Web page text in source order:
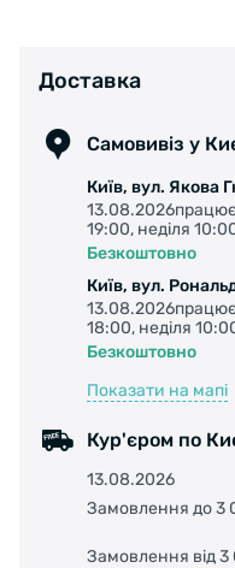
Доставка
Самовивіз у
Київ, вул. Якова
19:00, неділя
Безкоштовно
Київ, вул.
18:00, неділя
Безкоштовно
Показати на мапі
Кур'єром по
13.08.2026
Замовлення до 3
Замовлення від 3